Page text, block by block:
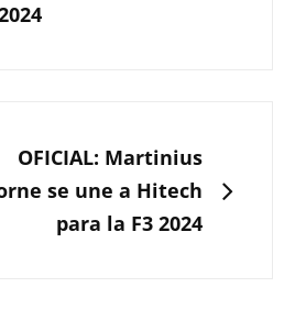
OFICIAL: Martinius
se une a Hitech
para la F3 2024